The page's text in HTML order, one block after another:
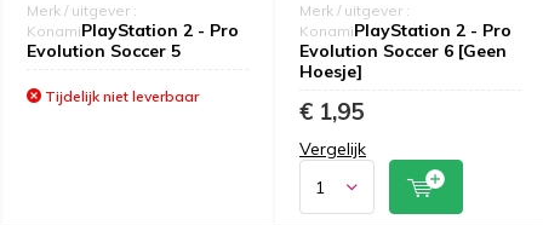
Merk / uitgever :
KonamiPlayStation 2 - Pro
Evolution Soccer 5
Tijdelijk niet leverbaar
Merk / uitgever :
KonamiPlayStation 2 - Pro
Evolution Soccer 6 [Geen
Hoesje]
€ 1,95
Vergelijk